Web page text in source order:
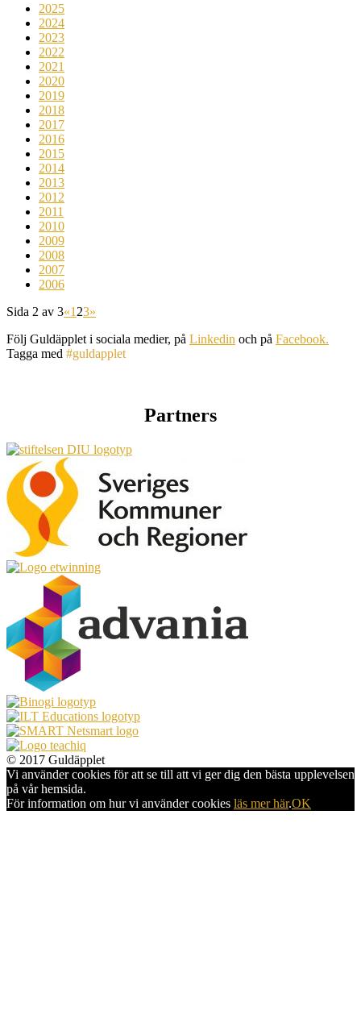
2025
2024
2023
2022
2021
2020
2019
2018
2017
2016
2015
2014
2013
2012
2011
2010
2009
2008
2007
2006
Sida 2 av 3«1 23»
Följ Guldäpplet i sociala medier, på Linkedin och på Facebook.
Tagga med #guldapplet
Partners
© 2017 Guldäpplet
Vi använder cookies för att se till att vi ger dig den bästa upplevelsen
på vår hemsida.
För information om hur vi använder cookies läs mer här.OK